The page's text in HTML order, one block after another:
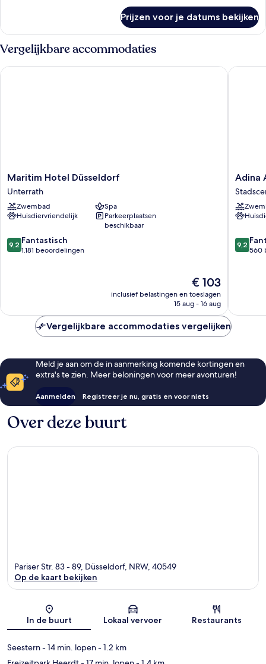
(HOME
SKYLINE,
Floor
10-
17)
Prijzen voor je datums bekijken
Vergelijkbare accommodaties
Maritim
Hotel
Düsseldorf
Unterrath
Maritim Hotel Düsseldorf
Unterrath
Zwembad
Spa
Huisdiervriendelijk
Parkeerplaatsen
beschikbaar
9.2
van
9,2 Fantastisch
1.181 beoordelingen
De
prijs
is
€ 103
inclusief belastingen en toeslagen
15 aug - 16 aug
Maritim Hotel Düsseldorf
Adina
Hotel
Adina
9.2
van
9,2
560
Adina
Vergelijkbare accommodaties vergelijken
Meld je aan om de in aanmerking komende kortingen en
extra's te zien. Meer beloningen voor meer avonturen!
Aanmelden Registreer je nu, gratis en voor niets
Over deze buurt
Kaart
Pariser Str. 83 - 89, Düsseldorf, NRW, 40549
Op de kaart bekijken
In de buurt Lokaal vervoer Restaurants
Seestern- 14 min. lopen- 1.2 km